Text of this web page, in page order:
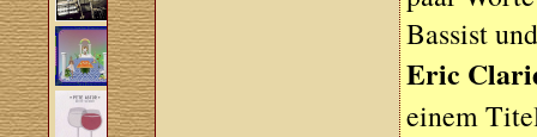
Bassist
Eric
einem